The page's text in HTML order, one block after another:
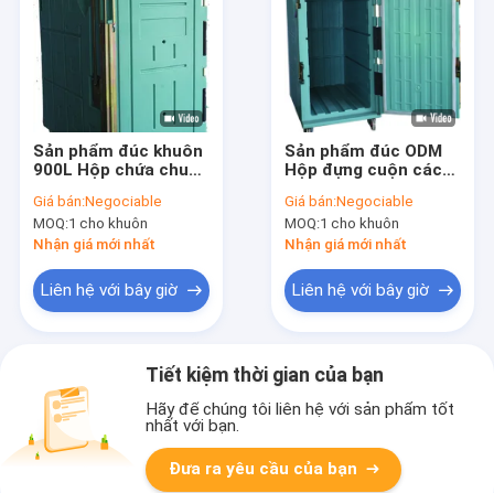
Sản phẩm đúc khuôn
900L Hộp chứa chuỗi
giao hàng thực phẩm
Giá bán:Negociable
MOQ:1 cho khuôn
Nhận giá mới nhất
Liên hệ với bây giờ
Sản phẩm đúc ODM
Hộp đựng cuộn cách
Giá bán:Negociable
MOQ:1 cho khuôn
Nhận giá mới nhất
Liên hệ với bây giờ
Tiết kiệm thời gian của bạn
Hãy để chúng tôi liên hệ với sản phẩm tốt
nhất với bạn.
Đưa ra yêu cầu của bạn